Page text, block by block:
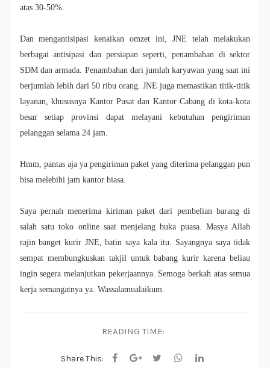
atas 30-50%.
Dan mengantisipasi kenaikan omzet ini, JNE telah melakukan
berbagai antisipasi dan persiapan seperti, penambahan di sektor
SDM dan armada. Penambahan dari jumlah karyawan yang saat ini
berjumlah lebih dari 50 ribu orang. JNE juga memastikan titik-titik
layanan, khususnya Kantor Pusat dan Kantor Cabang di kota-kota
besar setiap provinsi dapat melayani kebutuhan pengiriman
pelanggan selama 24 jam.
Hmm, pantas aja ya pengiriman paket yang diterima pelanggan pun
bisa melebihi jam kantor biasa.
Saya pernah menerima kiriman paket dari pembelian barang di
salah satu toko online saat menjelang buka puasa. Masya Allah
rajin banget kurir JNE, batin saya kala itu. Sayangnya saya tidak
sempat membungkuskan takjil untuk babang kurir karena beliau
ingin segera melanjutkan pekerjaannya. Semoga berkah atas semua
kerja semangatnya ya. Wassalamualaikum.
READING TIME:
Share This: